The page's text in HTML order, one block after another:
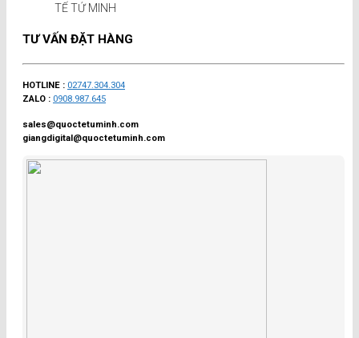
TẾ TỨ MINH
TƯ VẤN ĐẶT HÀNG
HOTLINE : 02747.304.304
ZALO : 0908.987.645
sales@quoctetuminh.com
giangdigital@quoctetuminh.com